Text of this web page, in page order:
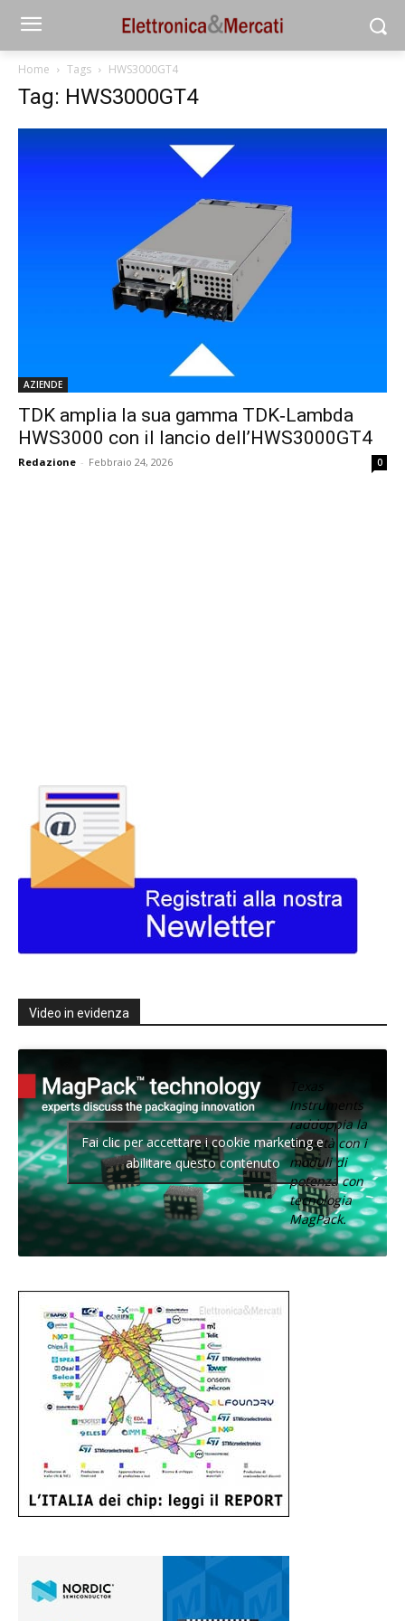
Home Tags HWS3000GT4
Tag: HWS3000GT4
AZIENDE
TDK amplia la sua gamma TDK‑Lambda
HWS3000 con il lancio dell’HWS3000GT4
Redazione - Febbraio 24, 2026 0
Video in evidenza
Texas
Instruments
raddoppia la
densità con i
moduli di
potenza con
tecnologia
MagPack.
Fai clic per accettare i cookie marketing e
abilitare questo contenuto